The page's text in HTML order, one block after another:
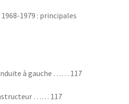
1979 : principales
à gauche …… 117
…… 117